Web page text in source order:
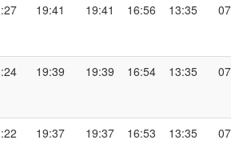
13:35
16:56
19:41
19:41
21:27
13:35
16:54
19:39
19:39
21:24
13:35
16:53
19:37
19:37
21:22